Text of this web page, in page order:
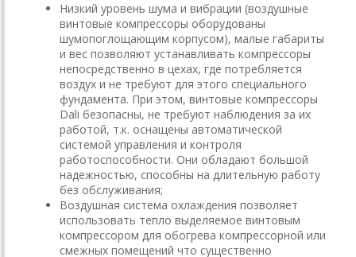
Низкий уровень шума и вибрации (воздушные
винтовые компрессоры оборудованы
шумопоглощающим корпусом), малые габариты
и вес позволяют устанавливать компрессоры
непосредственно в цехах, где потребляется
воздух и не требуют для этого специального
фундамента. При этом, винтовые компрессоры
Dali безопасны, не требуют наблюдения за их
работой, т.к. оснащены автоматической
системой управления и контроля
работоспособности. Они обладают большой
надежностью, способны на длительную работу
без обслуживания;
Воздушная система охлаждения позволяет
использовать тепло выделяемое винтовым
компрессором для обогрева компрессорной или
смежных помещений что существенно